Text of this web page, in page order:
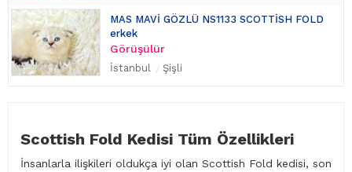
MAS MAVİ GÖZLÜ NS1133 SCOTTİSH FOLD
erkek
Görüşülür
İstanbul Şişli
Scottish Fold Kedisi Tüm Özellikleri
İnsanlarla ilişkileri oldukça iyi olan Scottish Fold kedisi, son